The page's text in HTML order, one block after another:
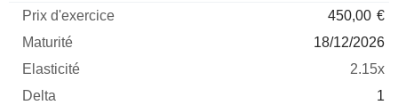
450,00 €
18/12/2026
2.15x
1